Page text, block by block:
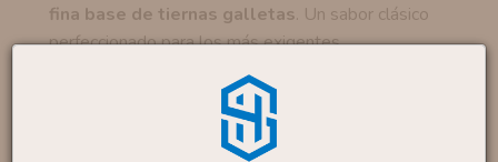
fina base de tiernas galletas. Un sabor clásico
perfeccionado para los más exigentes.
Estos aromas se presentan en dos formatos
Longfill:
que incluye5 ml de aroma